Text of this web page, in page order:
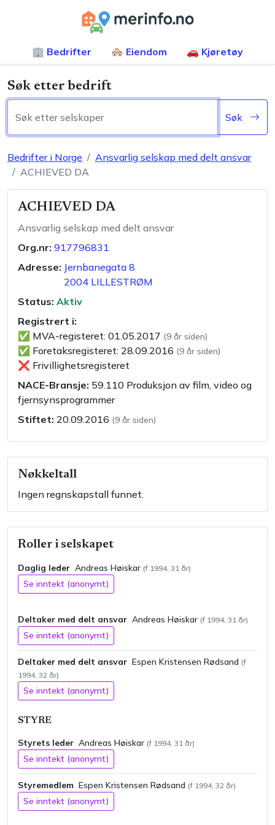
🏢 Bedrifter 🏘️ Eiendom 🚗 Kjøretøy
Søk etter bedrift
Søk
Bedrifter i Norge
Ansvarlig selskap med delt ansvar
ACHIEVED DA
ACHIEVED DA
Ansvarlig selskap med delt ansvar
Org.nr: 917796831
Adresse: Jernbanegata 8
2004 LILLESTRØM
Status: Aktiv
Registrert i:
✅ MVA-registeret: 01.05.2017 (9 år siden)
✅ Foretaksregisteret: 28.09.2016 (9 år siden)
❌ Frivillighetsregisteret
NACE-Bransje: 59.110 Produksjon av film, video og
fjernsynsprogrammer
Stiftet: 20.09.2016 (9 år siden)
Nøkkeltall
Ingen regnskapstall funnet.
Roller i selskapet
Daglig leder Andreas Høiskar (f 1994, 31 år)
Se inntekt (anonymt)
Deltaker med delt ansvar Andreas Høiskar (f 1994, 31 år)
Se inntekt (anonymt)
Deltaker med delt ansvar Espen Kristensen Rødsand (f
1994, 32 år)
Se inntekt (anonymt)
STYRE
Styrets leder Andreas Høiskar (f 1994, 31 år)
Se inntekt (anonymt)
Styremedlem Espen Kristensen Rødsand (f 1994, 32 år)
Se inntekt (anonymt)